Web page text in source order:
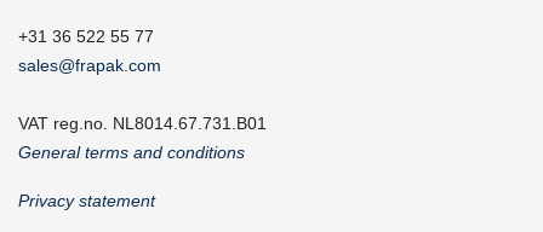
+31 36 522 55 77
sales@frapak.com
VAT reg.no. NL8014.67.731.B01
General terms and conditions
Privacy statement